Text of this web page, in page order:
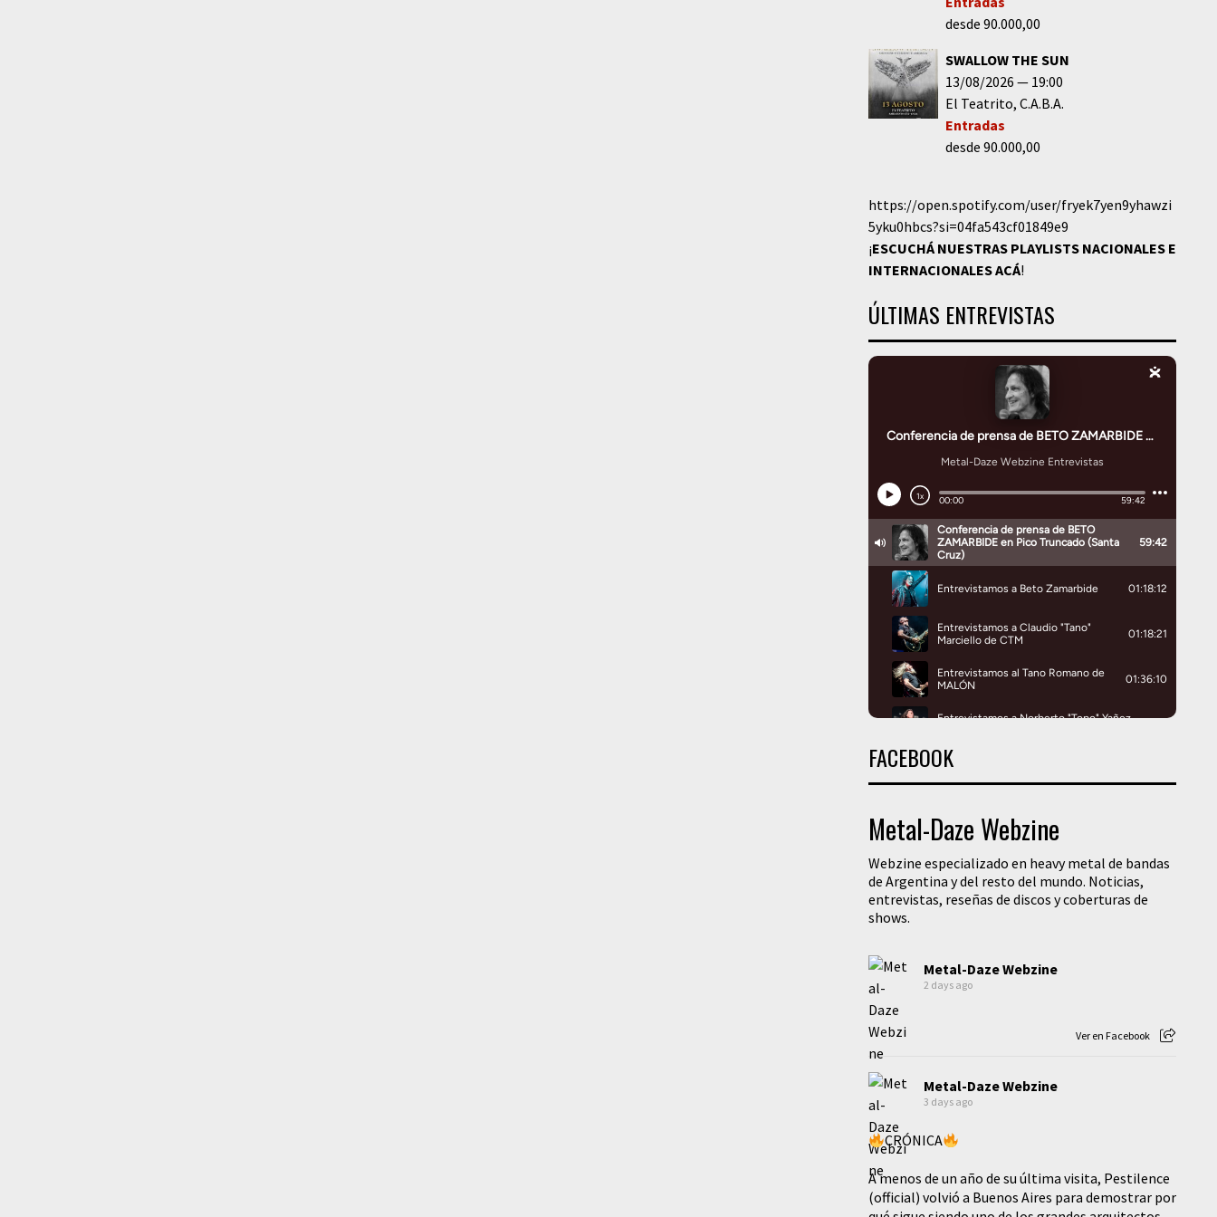
desde 90.000,00
SWALLOW THE SUN
13/08/2026
19:00
El Teatrito C.A.B.A.
Entradas
desde 90.000,00
https://open.spotify.com/user/fryek7yen9yhawzi
5yku0hbcs?si=04fa543cf01849e9
¡ESCUCHÁ NUESTRAS PLAYLISTS NACIONALES E
INTERNACIONALESACÁ!
ÚLTIMAS ENTREVISTAS
FACEBOOK
Metal-Daze Webzine
Webzine especializado en heavy metal de bandas
de Argentina y del resto del mundo. Noticias,
entrevistas, reseñas de discos y coberturas de
shows.
Metal-Daze Webzine
2 days ago
Ver en Facebook
Metal-Daze Webzine
3 days ago
CRÓNICA
A menos de un año de su última visita, Pestilence
(official) volvió a Buenos Aires para demostrar por